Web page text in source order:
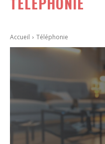
Accueil Téléphonie